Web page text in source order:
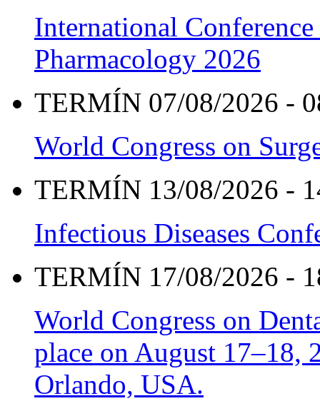
International
Pharmacology 2026
TERMÍN 07/08/2026 -
World Congress on
TERMÍN 13/08/2026 -
Infectious Diseases
TERMÍN 17/08/2026 -
World Congress on
place on August 17–18,
Orlando, USA.